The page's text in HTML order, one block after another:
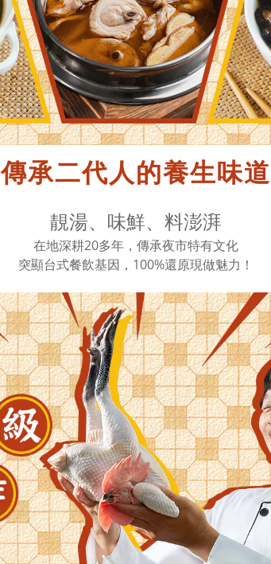
傳承二代人的養生味道
靚湯、味鮮、料澎湃
在地深耕20多年，傳承夜市特有文化
突顯台式餐飲基因，100%還原現做魅力！